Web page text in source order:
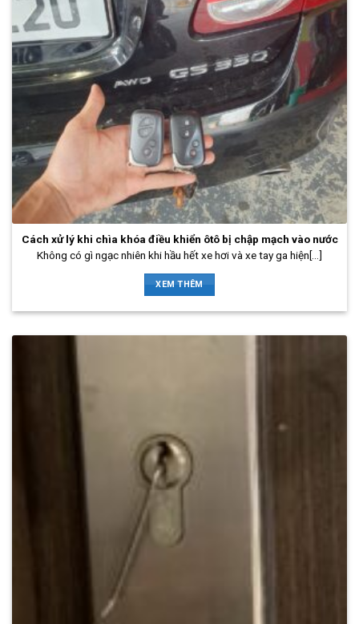
Cách xử lý khi chìa khóa điều khiển ôtô bị chập mạch vào nước
Không có gì ngạc nhiên khi hầu hết xe hơi và xe tay ga hiện[...]
XEM THÊM